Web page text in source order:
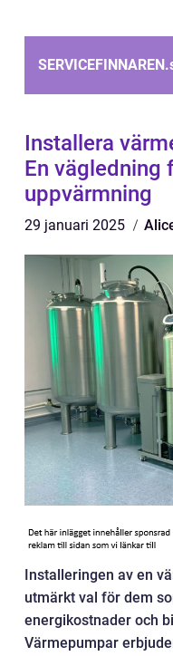
SERVICEFINNAREN.
Installera
En
uppvärmning
29 januari 2025
Installeringen av en
utmärkt val för dem
energikostnader och
Värmepumpar